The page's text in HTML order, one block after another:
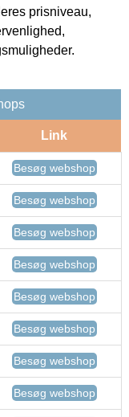
prisniveau,
Link
Besøg webshop
Besøg webshop
Besøg webshop
Besøg webshop
Besøg webshop
Besøg webshop
Besøg webshop
Besøg webshop